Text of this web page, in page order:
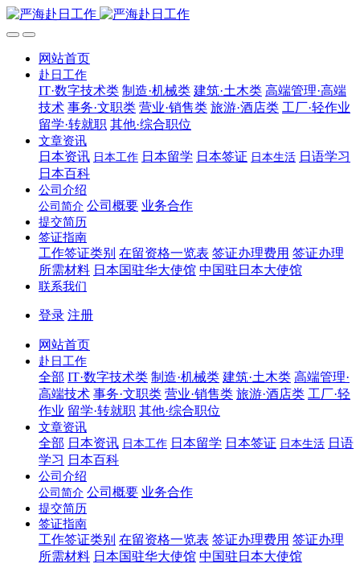
网站首页
赴日工作
IT·数字技术类 制造·机械类 建筑·土木类 高端管理·高端
技术 事务·文职类 营业·销售类 旅游·酒店类 工厂·轻作业
留学·转就职 其他·综合职位
文章资讯
日本资讯 日本工作 日本留学 日本签证 日本生活 日语学习
日本百科
公司介绍
公司简介 公司概要 业务合作
提交简历
签证指南
工作签证类别 在留资格一览表 签证办理费用 签证办理
所需材料 日本国驻华大使馆 中国驻日本大使馆
联系我们
登录 注册
网站首页
赴日工作
全部 IT·数字技术类 制造·机械类 建筑·土木类 高端管理·
高端技术 事务·文职类 营业·销售类 旅游·酒店类 工厂·轻
作业 留学·转就职 其他·综合职位
文章资讯
全部 日本资讯 日本工作 日本留学 日本签证 日本生活 日语
学习 日本百科
公司介绍
公司简介 公司概要 业务合作
提交简历
签证指南
工作签证类别 在留资格一览表 签证办理费用 签证办理
所需材料 日本国驻华大使馆 中国驻日本大使馆